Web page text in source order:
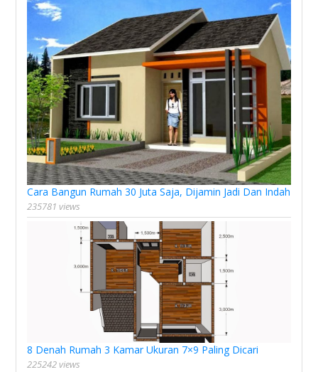
Cara Bangun Rumah 30 Juta Saja, Dijamin Jadi Dan Indah
235781 views
8 Denah Rumah 3 Kamar Ukuran 7×9 Paling Dicari
225242 views